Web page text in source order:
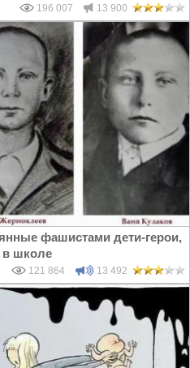
196 007 13 900
фашистами дети-герои,
в школе
121 864 13 492